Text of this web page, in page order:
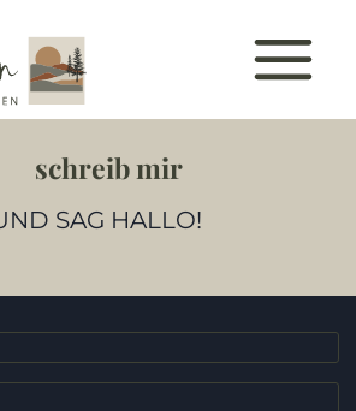
schreib mir
SAG HALLO!